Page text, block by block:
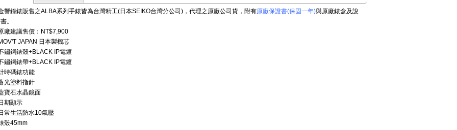
響鐘錶販售之ALBA系列手錶皆為台灣精工(日本SEIKO台灣分公司)，代理之原廠公司貨，附有原廠保證書(保固一年)與原廠錶盒及說
。
廠建議售價：NT$7,900
JAPAN 日本製機芯
鏽鋼錶殼+BLACK IP電鍍
鏽鋼錶帶+BLACK IP電鍍
時碼錶功能
光塗料指針
寶石水晶鏡面
期顯示
常生活防水10氣壓
殼45mm